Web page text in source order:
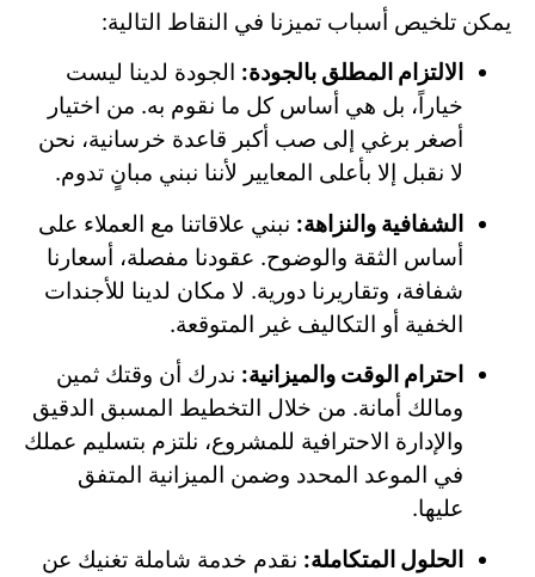
يمكن تلخيص أسباب تميزنا في النقاط التالية:
الالتزام المطلق بالجودة: الجودة لدينا ليست
خياراً، بل هي أساس كل ما نقوم به. من اختيار
أصغر برغي إلى صب أكبر قاعدة خرسانية، نحن
لا نقبل إلا بأعلى المعايير لأننا نبني مبانٍ تدوم.
الشفافية والنزاهة: نبني علاقاتنا مع العملاء على
أساس الثقة والوضوح. عقودنا مفصلة، أسعارنا
شفافة، وتقاريرنا دورية. لا مكان لدينا للأجندات
الخفية أو التكاليف غير المتوقعة.
احترام الوقت والميزانية: ندرك أن وقتك ثمين
ومالك أمانة. من خلال التخطيط المسبق الدقيق
والإدارة الاحترافية للمشروع، نلتزم بتسليم عملك
في الموعد المحدد وضمن الميزانية المتفق
عليها.
الحلول المتكاملة: نقدم خدمة شاملة تغنيك عن